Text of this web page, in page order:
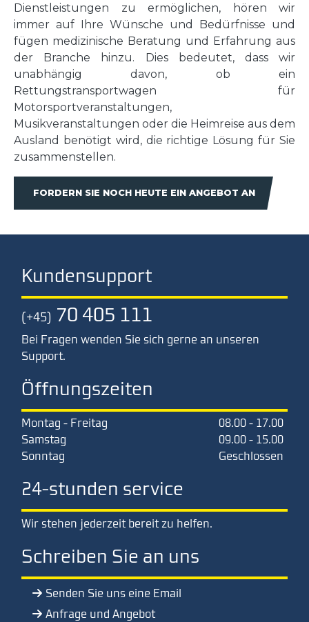
Dienstleistungen zu ermöglichen, hören wir
immer auf Ihre Wünsche und Bedürfnisse und
fügen medizinische Beratung und Erfahrung aus
der Branche hinzu. Dies bedeutet, dass wir
unabhängig davon, ob ein
Rettungstransportwagen für
Motorsportveranstaltungen,
Musikveranstaltungen oder die Heimreise aus dem
Ausland benötigt wird, die richtige Lösung für Sie
zusammenstellen.
FORDERN SIE NOCH HEUTE EIN ANGEBOT AN
Kundensupport
(+45) 70 405 111
Bei Fragen wenden Sie sich gerne an unseren
Support.
Öffnungszeiten
Montag - Freitag
08.00 - 17.00
Samstag
09.00 - 15.00
Sonntag
Geschlossen
24-stunden service
Wir stehen jederzeit bereit zu helfen.
Schreiben Sie an uns
Senden Sie uns eine Email
Anfrage und Angebot